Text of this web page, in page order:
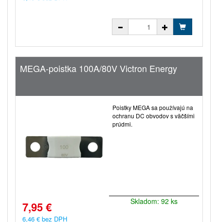
MEGA-poistka 100A/80V Victron Energy
Poistky MEGA sa používajú na
ochranu DC obvodov s väčšími
prúdmi.
7,95 €
6,46 € bez DPH
Skladom: 92 ks